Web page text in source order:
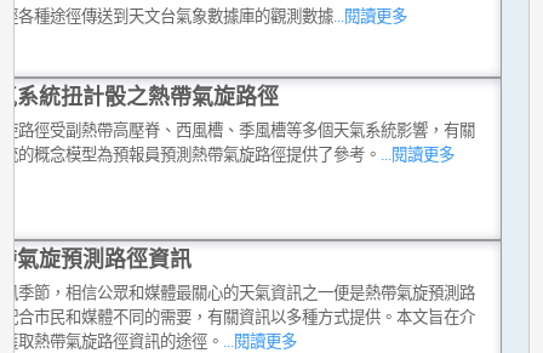
各種途徑傳送到天文台氣象數據庫的觀測數據 ...閱讀更多
系統扭計骰之熱帶氣旋路徑
路徑受副熱帶高壓脊、西風槽、季風槽等多個天氣系統影響，有關
的概念模型為預報員預測熱帶氣旋路徑提供了參考。
...閱讀更多
氣旋預測路徑資訊
季節，相信公眾和媒體最關心的天氣資訊之一便是熱帶氣旋預測路
合市民和媒體不同的需要，有關資訊以多種方式提供。本文旨在介
取熱帶氣旋路徑資訊的途徑。 ...閱讀更多